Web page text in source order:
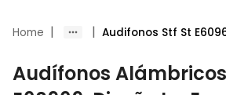
Home | | Audifonos Stf St
Audífonos Alámbricos